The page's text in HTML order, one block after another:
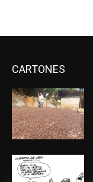
CARTONES